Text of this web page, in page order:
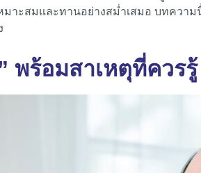
าะสมและทานอย่างสม่ำเสมอ บทคว
ร้อมสาเหตุที่ควรรู้